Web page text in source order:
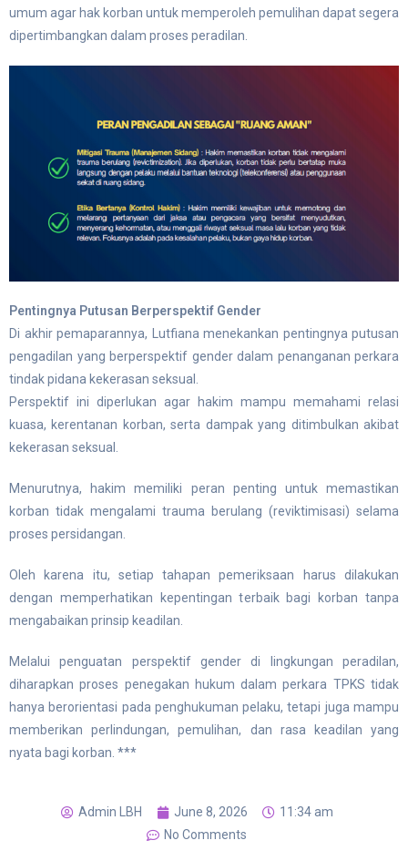
umum agar hak korban untuk memperoleh pemulihan dapat segera
dipertimbangkan dalam proses peradilan.
Pentingnya Putusan Berperspektif Gender
Di akhir pemaparannya, Lutfiana menekankan pentingnya putusan
pengadilan yang berperspektif gender dalam penanganan perkara
tindak pidana kekerasan seksual.
Perspektif ini diperlukan agar hakim mampu memahami relasi
kuasa, kerentanan korban, serta dampak yang ditimbulkan akibat
kekerasan seksual.
Menurutnya, hakim memiliki peran penting untuk memastikan
korban tidak mengalami trauma berulang (reviktimisasi) selama
proses persidangan.
Oleh karena itu, setiap tahapan pemeriksaan harus dilakukan
dengan memperhatikan kepentingan terbaik bagi korban tanpa
mengabaikan prinsip keadilan.
Melalui penguatan perspektif gender di lingkungan peradilan,
diharapkan proses penegakan hukum dalam perkara TPKS tidak
hanya berorientasi pada penghukuman pelaku, tetapi juga mampu
memberikan perlindungan, pemulihan, dan rasa keadilan yang
nyata bagi korban. ***
Admin LBH June 8, 2026
11:34 am
No Comments